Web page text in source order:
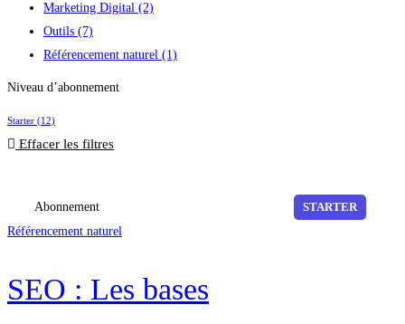
Marketing Digital (2)
Outils (7)
Référencement naturel (1)
Niveau d’abonnement
Starter (12)
Effacer les filtres
Abonnement
STARTER
Référencement naturel
SEO : Les bases